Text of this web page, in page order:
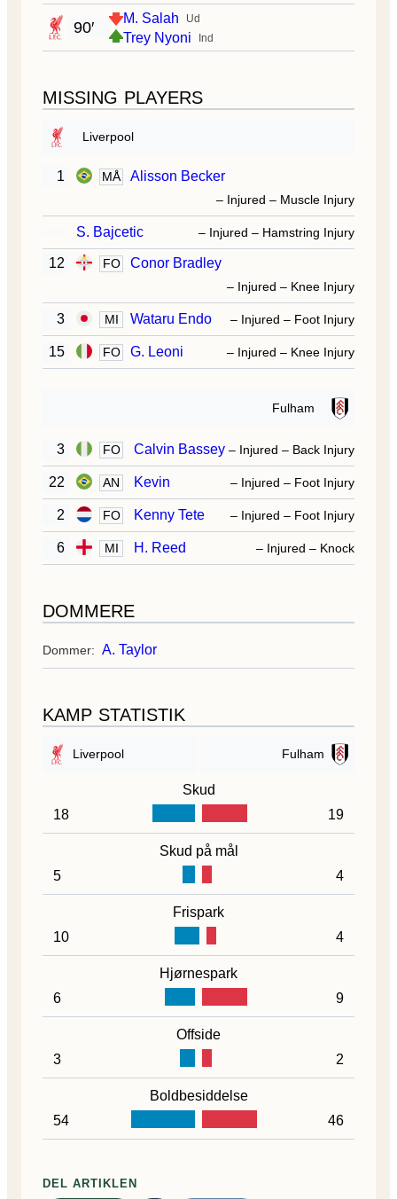
Ud
M. Salah
Ind
Trey Nyoni
90′
MISSING PLAYERS
Liverpool
1 MÅ Alisson Becker
– Injured – Muscle Injury
S. Bajcetic – Injured – Hamstring Injury
12 FO Conor Bradley
– Injured – Knee Injury
3 MI Wataru Endo – Injured – Foot Injury
15 FO G. Leoni – Injured – Knee Injury
Fulham
3 FO Calvin Bassey – Injured – Back Injury
22 AN Kevin – Injured – Foot Injury
2 FO Kenny Tete – Injured – Foot Injury
6 MI H. Reed – Injured – Knock
DOMMERE
Dommer: A. Taylor
KAMP STATISTIK
Liverpool Fulham
Skud
18
19
Skud på mål
5
4
Frispark
10
4
Hjørnespark
6
9
Offside
3
2
Boldbesiddelse
54
46
DEL ARTIKLEN